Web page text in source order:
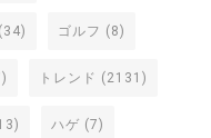
(34) ゴルフ (8)
トレンド (2131)
ハゲ (7)